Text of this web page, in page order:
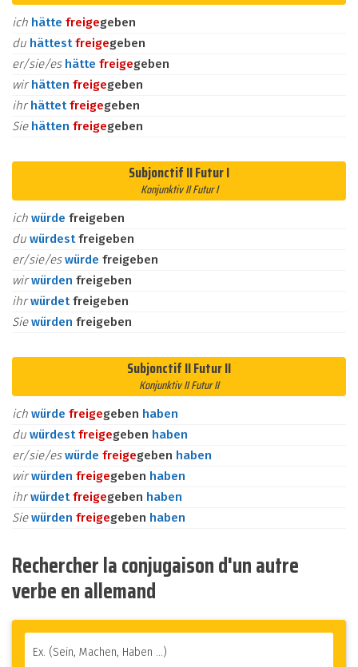
ich hätte freigegeben
du hättestfreigegeben
er/sie/es hätte freigegeben
wirhätten freigegeben
ihrhättetfreigegeben
Sie hätten freigegeben
Subjonctif II Futur I
Konjunktiv II Futur I
ich würde freigeben
du würdestfreigeben
er/sie/eswürde freigeben
wirwürden freigeben
ihrwürdetfreigeben
Siewürden freigeben
Subjonctif II Futur II
Konjunktiv II Futur II
ich würde freigegeben haben
du würdestfreigegeben haben
er/sie/eswürde freigegeben haben
wirwürden freigegeben haben
ihrwürdetfreigegeben haben
Siewürden freigegeben haben
Rechercher la conjugaison d'un autre
verbe en allemand